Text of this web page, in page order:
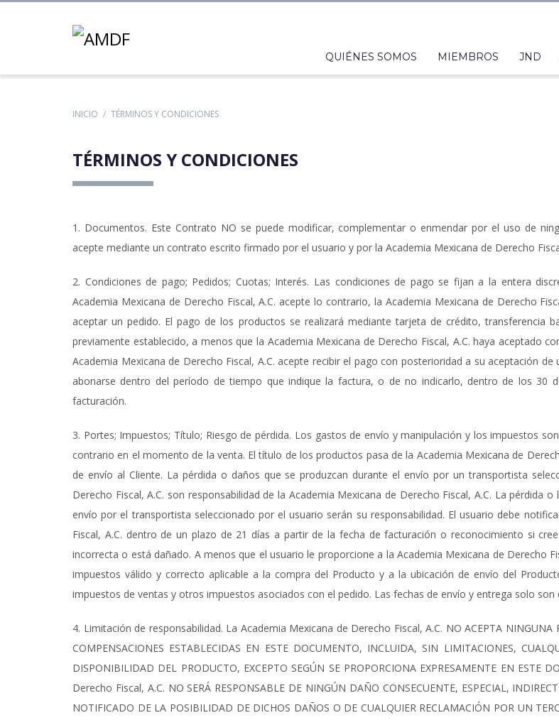
QUIÉNES SOMOS MIEMBROS JND
INICIO TÉRMINOS Y CONDICIONES
TÉRMINOS Y CONDICIONES
1. Documentos. Este Contrato NO se puede modificar, complementar o enmendar por el uso de
acepte mediante un contrato escrito firmado por el usuario y por la Academia Mexicana de Derecho
2. Condiciones de pago; Pedidos; Cuotas; Interés. Las condiciones de pago se fijan a la entera
Academia Mexicana de Derecho Fiscal, A.C. acepte lo contrario, la Academia Mexicana de Derecho
aceptar un pedido. El pago de los productos se realizará mediante tarjeta de crédito, transferencia
previamente establecido, a menos que la Academia Mexicana de Derecho Fiscal, A.C. haya aceptado
Academia Mexicana de Derecho Fiscal, A.C. acepte recibir el pago con posterioridad a su aceptación
abonarse dentro del período de tiempo que indique la factura, o de no indicarlo, dentro de los 30
facturación.
3. Portes; Impuestos; Título; Riesgo de pérdida. Los gastos de envío y manipulación y los impuestos
contrario en el momento de la venta. El título de los productos pasa de la Academia Mexicana de
de envío al Cliente. La pérdida o daños que se produzcan durante el envío por un transportista
Derecho Fiscal, A.C. son responsabilidad de la Academia Mexicana de Derecho Fiscal, A.C. La pérdida
envío por el transportista seleccionado por el usuario serán su responsabilidad. El usuario debe
Fiscal, A.C. dentro de un plazo de 21 días a partir de la fecha de facturación o reconocimiento si
incorrecta o está dañado. A menos que el usuario le proporcione a la Academia Mexicana de Derecho
impuestos válido y correcto aplicable a la compra del Producto y a la ubicación de envío del
impuestos de ventas y otros impuestos asociados con el pedido. Las fechas de envío y entrega solo son
4. Limitación de responsabilidad. La Academia Mexicana de Derecho Fiscal, A.C. NO ACEPTA NINGUNA
COMPENSACIONES ESTABLECIDAS EN ESTE DOCUMENTO, INCLUIDA, SIN LIMITACIONES,
DISPONIBILIDAD DEL PRODUCTO, EXCEPTO SEGÚN SE PROPORCIONA EXPRESAMENTE EN ESTE
Derecho Fiscal, A.C. NO SERÁ RESPONSABLE DE NINGÚN DAÑO CONSECUENTE, ESPECIAL,
NOTIFICADO DE LA POSIBILIDAD DE DICHOS DAÑOS O DE CUALQUIER RECLAMACIÓN POR UN